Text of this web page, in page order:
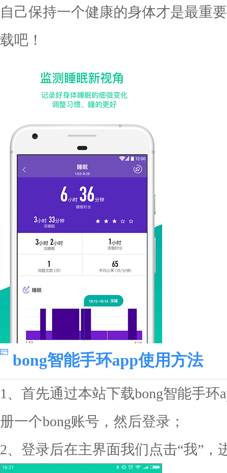
自己保持一个健康的身体才是最重
载吧！
bong智能手环app使用方法
1、首先通过本站下载bong智能手
册一个bong账号，然后登录；
2、登录后在主界面我们点击“我”，